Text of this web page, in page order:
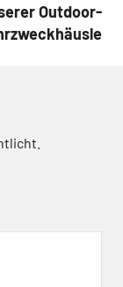
Outdoor-